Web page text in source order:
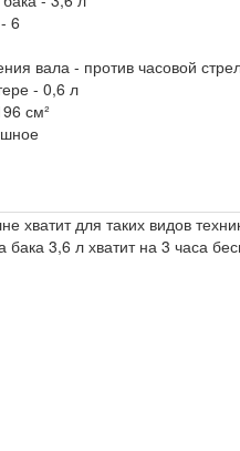
6
вала - против часовой
- 0,6 л
см²
для таких видов
3,6 л хватит на 3 часа